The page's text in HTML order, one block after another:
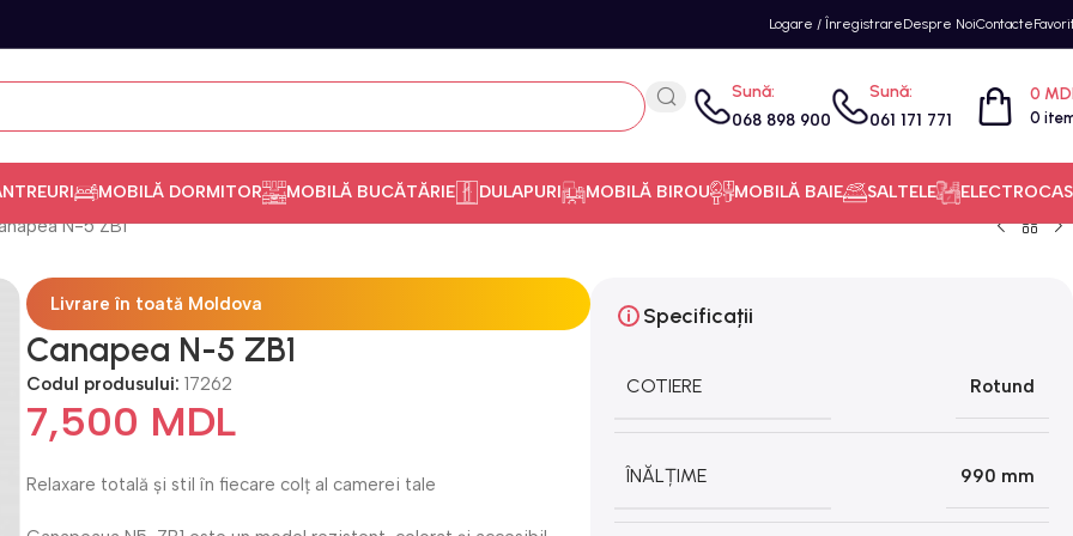
Logare / ÎnregistrareDespre NoiContacte
Sună:
068 898 900
Sună:
061 171 771 0
0
MOBILĂ DORMITOR MOBILĂ BUCĂTĂRIE DULAPURI MOBILĂ BIROU MOBILĂ BAIE SALTELE
N-5 ZB1
Livrare în toată Moldova
Canapea N-5 ZB1
Codul produsului:17262
7,500 MDL
Relaxare totală și stil în fiecare colț al camerei tale
Specificații
COTIERE Rotund
ÎNĂLȚIME 990 mm